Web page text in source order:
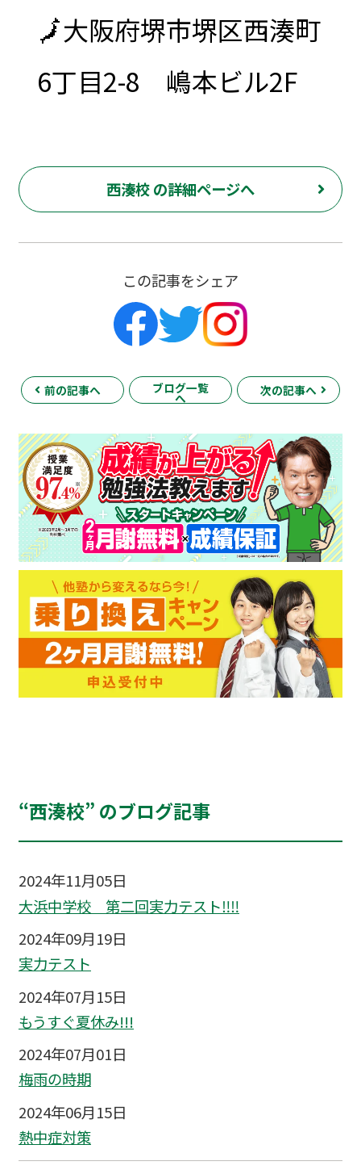
🗾大阪府堺市堺区西湊町
6丁目2-8 嶋本ビル2F
西湊校 の詳細ページへ
この記事をシェア
前の記事へ ブログ一覧
へ
次の記事へ
“西湊校” のブログ記事
2024年11月05日
大浜中学校 第二回実力テスト‼‼
2024年09月19日
実力テスト
2024年07月15日
もうすぐ夏休み!!!
2024年07月01日
梅雨の時期
2024年06月15日
熱中症対策